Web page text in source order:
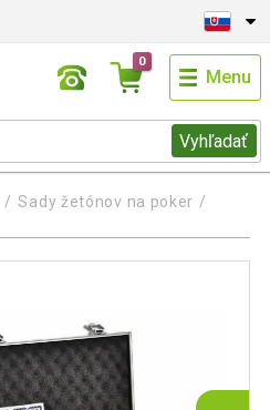
Vyhľadať
0
Menu
Sady žetónov na poker